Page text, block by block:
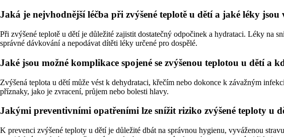
Jaká je nejvhodnější léčba při zvýšené teplotě u dětí a jaké léky jsou
Při zvýšené teplotě u dětí je důležité zajistit dostatečný odpočinek a hydrataci. Léky na
správné dávkování a nepodávat dítěti léky určené pro dospělé.
Jaké jsou možné komplikace spojené se zvýšenou teplotou u dětí a
Zvýšená teplota u dětí může vést k dehydrataci, křečím nebo dokonce k závažným
příznaky, jako je zvracení, průjem nebo bolesti hlavy.
Jakými preventivními opatřeními lze snížit riziko zvýšené teploty u
K prevenci zvýšené teploty u dětí je důležité dbát na správnou hygienu, vyváženou